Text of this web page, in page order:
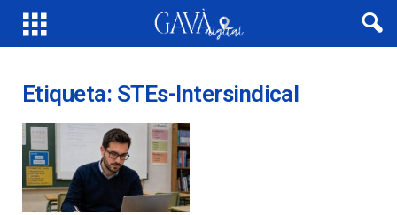
Etiqueta: STEs-Intersindical